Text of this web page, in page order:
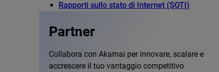
Rapporti sullo stato di Internet (SOTI)
Partner
Collabora con Akamai per innovare, scalare e
accrescere il tuo vantaggio competitivo